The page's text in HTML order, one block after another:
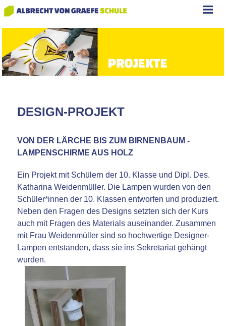
DESIGN-PROJEKT
VON DER LÄRCHE BIS ZUM BIRNENBAUM -
LAMPENSCHIRME AUS HOLZ
Ein Projekt mit Schülern der 10. Klasse und Dipl. Des.
Katharina Weidenmüller. Die Lampen wurden von den
Schüler*innen der 10. Klassen entworfen und produziert.
Neben den Fragen des Designs setzten sich der Kurs
auch mit Fragen des Materials auseinander. Zusammen
mit Frau Weidenmüller sind so hochwertige Designer-
Lampen entstanden, dass sie ins Sekretariat gehängt
wurden.